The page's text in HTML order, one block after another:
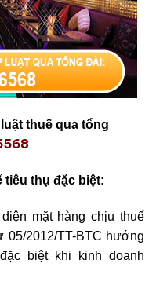
thuế qua tổng
tiêu thụ đặc biệt:
mặt hàng chịu thuế
2012/TT-BTC hướng
biệt khi kinh doanh